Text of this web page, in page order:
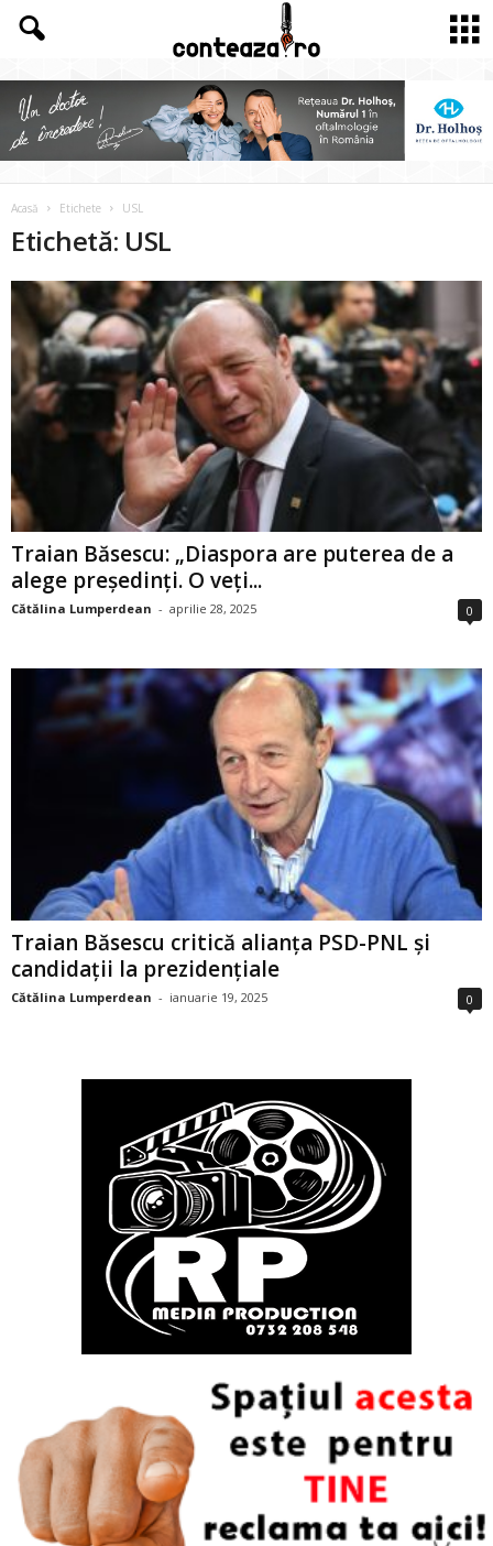
Acasă Etichete USL
Etichetă: USL
Traian Băsescu: „Diaspora are puterea de a
alege președinți. O veți...
Cătălina Lumperdean - aprilie 28, 2025 0
Traian Băsescu critică alianța PSD-PNL și
candidații la prezidențiale
Cătălina Lumperdean - ianuarie 19, 2025 0